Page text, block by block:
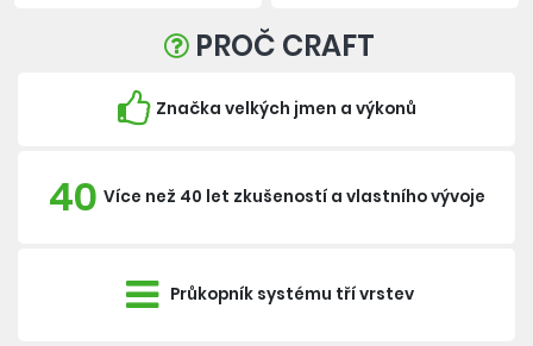
PROČ CRAFT
Značka velkých jmen a výkonů
40 Více než 40 let zkušeností a vlastního vývoje
Průkopník systému tří vrstev